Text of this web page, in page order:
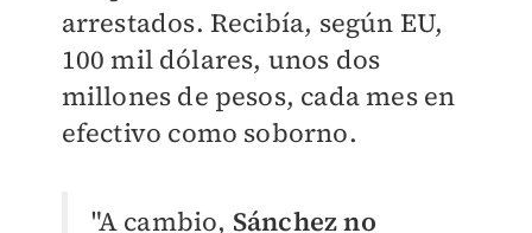
arrestados. Recibía, según EU,
100 mil dólares, unos dos
millones de pesos, cada mes en
efectivo como soborno.
"A cambio, Sánchez no